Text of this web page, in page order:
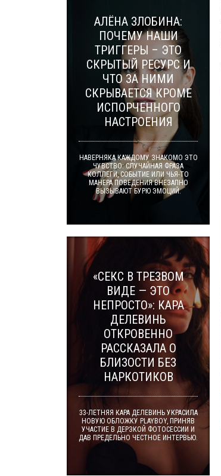
АЛЁНА ЗЛОБИНА:
ПОЧЕМУ НАШИ
ТРИГГЕРЫ – ЭТО
СКРЫТЫЙ РЕСУРС И
ЧТО ЗА НИМИ
СКРЫВАЕТСЯ КРОМЕ
ИСПОРЧЕННОГО
НАСТРОЕНИЯ
НАВЕРНЯКА КАЖДОМУ ЗНАКОМО ЭТО
ЧУВСТВО: СЛУЧАЙНАЯ ФРАЗА
КОЛЛЕГИ, СОБЫТИЕ ИЛИ ЧЬЯ-ТО
МАНЕРА ПОВЕДЕНИЯ ВНЕЗАПНО
ВЫЗЫВАЮТ БУРЮ ЭМОЦИЙ.
«СЕКС В ТРЕЗВОМ
ВИДЕ — ЭТО
НЕПРОСТО»: КАРА
ДЕЛЕВИНЬ
ОТКРОВЕННО
РАССКАЗАЛА О
БЛИЗОСТИ БЕЗ
НАРКОТИКОВ
33-ЛЕТНЯЯ КАРА ДЕЛЕВИНЬ УКРАСИЛА
НОВУЮ ОБЛОЖКУ PLAYBOY, ПРИНЯВ
УЧАСТИЕ В ДЕРЗКОЙ ФОТОСЕССИИ И
ДАВ ПРЕДЕЛЬНО ЧЕСТНОЕ ИНТЕРВЬЮ.